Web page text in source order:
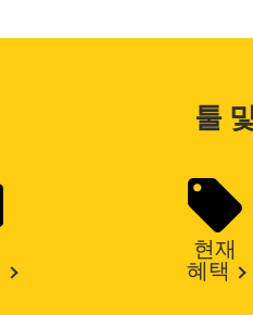
툴
현재
혜택